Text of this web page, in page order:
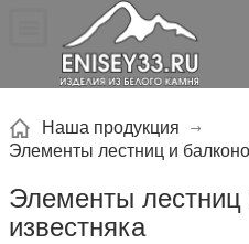
Наша продукция
Элементы лестниц и
Элементы лестниц
известняка